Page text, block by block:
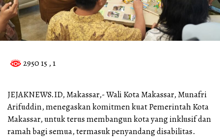
2950 15 , 1
JEJAKNEWS.ID, Makassar,- Wali Kota Makassar, Munafri
Arifuddin, menegaskan komitmen kuat Pemerintah Kota
Makassar, untuk terus membangun kota yang inklusif dan
ramah bagi semua, termasuk penyandang disabilitas.